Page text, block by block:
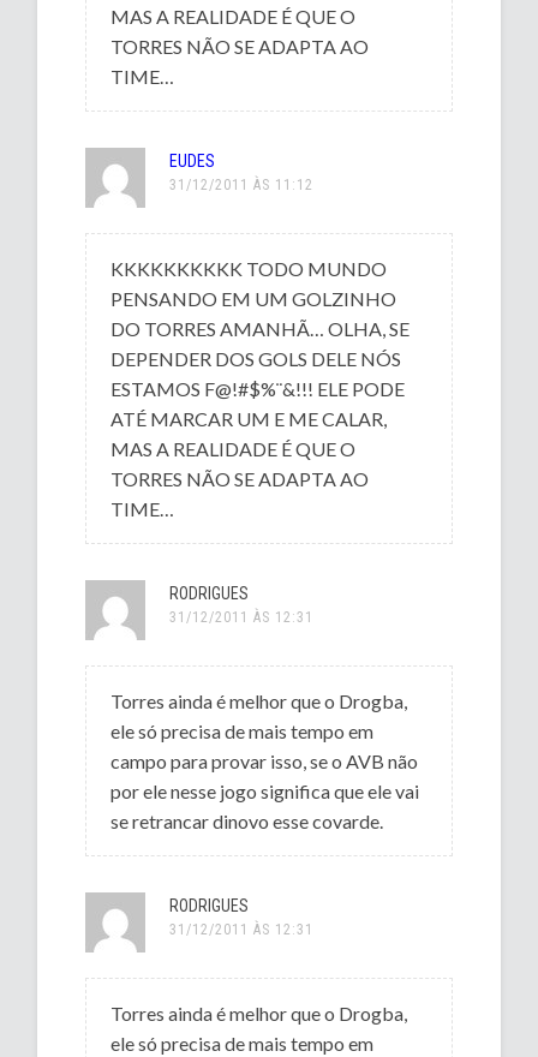
MAS A REALIDADE É QUE O
TORRES NÃO SE ADAPTA AO
TIME…
EUDES
31/12/2011 ÀS 11:12
KKKKKKKKKK TODO MUNDO
PENSANDO EM UM GOLZINHO
DO TORRES AMANHÃ… OLHA, SE
DEPENDER DOS GOLS DELE NÓS
ESTAMOS F@!#$%¨&!!! ELE PODE
ATÉ MARCAR UM E ME CALAR,
MAS A REALIDADE É QUE O
TORRES NÃO SE ADAPTA AO
TIME…
RODRIGUES
31/12/2011 ÀS 12:31
Torres ainda é melhor que o Drogba,
ele só precisa de mais tempo em
campo para provar isso, se o AVB não
por ele nesse jogo significa que ele vai
se retrancar dinovo esse covarde.
RODRIGUES
31/12/2011 ÀS 12:31
Torres ainda é melhor que o Drogba,
ele só precisa de mais tempo em